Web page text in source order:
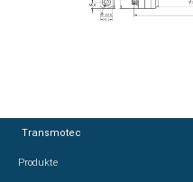
Transmotec
Produkte
Transmotec
Produkte